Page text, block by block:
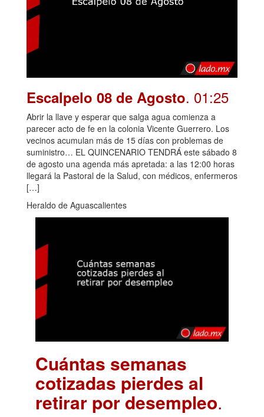
Escalpelo 08 de Agosto. 01:25
Abrir la llave y esperar que salga agua comienza a
parecer acto de fe en la colonia Vicente Guerrero. Los
vecinos acumulan más de 15 días con problemas de
suministro… EL QUINCENARIO TENDRÁ este sábado 8
de agosto una agenda más apretada: a las 12:00 horas
llegará la Pastoral de la Salud, con médicos, enfermeros
[…]
Heraldo de Aguascalientes
Cuántas semanas
cotizadas pierdes al
retirar por desempleo.